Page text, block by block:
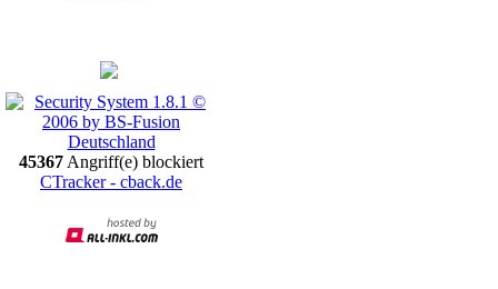
45367 Angriff(e) blockiert
CTracker - cback.de